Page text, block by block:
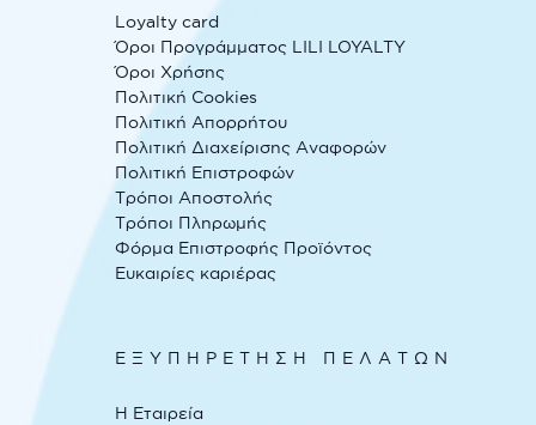
Loyalty card
Όροι Προγράμματος LILI LOYALTY
Όροι Χρήσης
Πολιτική Cookies
Πολιτική Απορρήτου
Πολιτική Διαχείρισης Αναφορών
Πολιτική Επιστροφών
Τρόποι Αποστολής
Τρόποι Πληρωμής
Φόρμα Επιστροφής Προϊόντος
Ευκαιρίες καριέρας
ΕΞΥΠΗΡΕΤΗΣΗ ΠΕΛΑΤΩΝ
Η Εταιρεία